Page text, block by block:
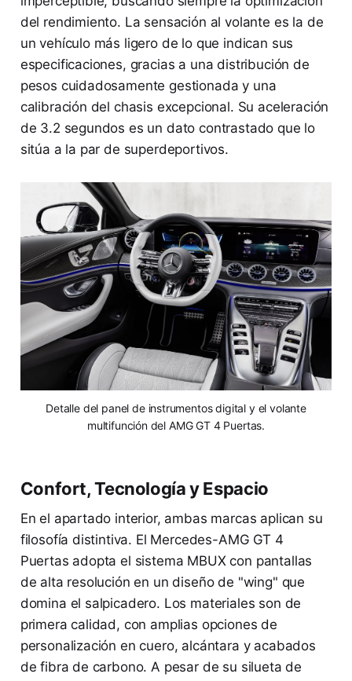
del rendimiento. La sensación al volante es la de
un vehículo más ligero de lo que indican sus
especificaciones, gracias a una distribución de
pesos cuidadosamente gestionada y una
calibración del chasis excepcional. Su aceleración
de 3.2 segundos es un dato contrastado que lo
sitúa a la par de superdeportivos.
Detalle del panel de instrumentos digital y el volante
multifunción del AMG GT 4 Puertas.
Confort, Tecnología y Espacio
En el apartado interior, ambas marcas aplican su
filosofía distintiva. El Mercedes-AMG GT 4
Puertas adopta el sistema MBUX con pantallas
de alta resolución en un diseño de "wing" que
domina el salpicadero. Los materiales son de
primera calidad, con amplias opciones de
personalización en cuero, alcántara y acabados
de fibra de carbono. A pesar de su silueta de